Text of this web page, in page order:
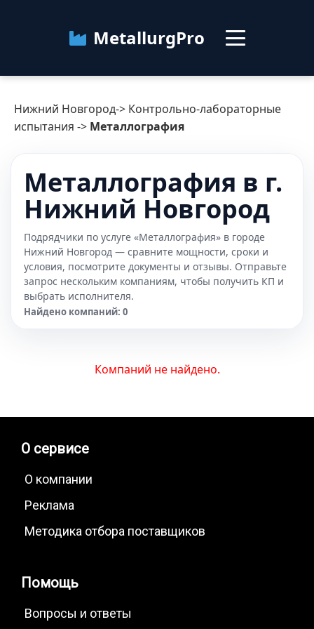
MetallurgPro
Нижний Новгород
Категории
О сервисе Контакты
Нижний Новгород-> Контрольно-лабораторные
испытания -> Металлография
Металлография в г.
Нижний Новгород
Подрядчики по услуге «Металлография» в городе
Нижний Новгород — сравните мощности, сроки и
условия, посмотрите документы и отзывы. Отправьте
запрос нескольким компаниям, чтобы получить КП и
выбрать исполнителя.
Найдено компаний: 0
Компаний не найдено.
О сервисе
О компании
Реклама
Методика отбора поставщиков
Помощь
Вопросы и ответы